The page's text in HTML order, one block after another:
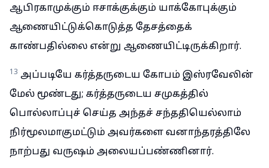
ஆபிரகாமுக்கும் ஈசாக்குக்கும் யாக்கோபுக்கும்
ஆணையிட்டுக்கொடுத்த தேசத்தைக்
காண்பதில்லை என்று ஆணையிட்டிருக்கிறார்.
13 அப்படியே கர்த்தருடைய கோபம் இஸ்ரவேலின்
மேல் மூண்டது; கர்த்தருடைய சமுகத்தில்
பொல்லாப்புச் செய்த அந்தச் சந்ததியெல்லாம்
நிர்மூலமாகுமட்டும் அவர்களை வனாந்தரத்திலே
நாற்பது வருஷம் அலையப்பண்ணினார்.